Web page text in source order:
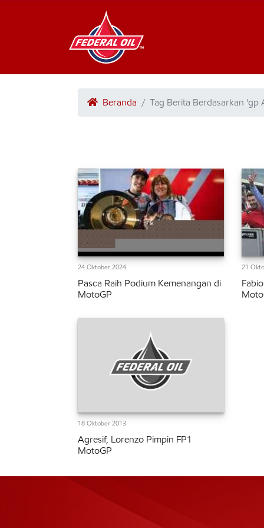
Beranda Tag Berita Berdasarkan 'gp
24 Oktober 2024
Pasca Raih Podium Kemenangan di
MotoGP
21
18 Oktober 2013
Agresif, Lorenzo Pimpin FP1
MotoGP